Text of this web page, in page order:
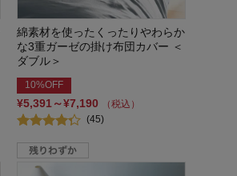
綿素材を使ったくったりやわらか
な3重ガーゼの掛け布団カバー ＜
ダブル＞
10%OFF
¥5,391～¥7,190
（税込）
(45)